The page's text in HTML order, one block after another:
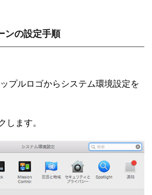
ンの設定手順
プルロゴからシステム環境設定を
します。